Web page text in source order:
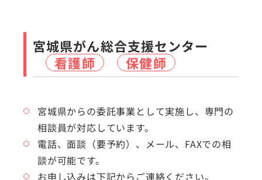
宮城県がん総合支援センター
看護師
保健師
宮城県からの委託事業として実施し、専門の
相談員が対応しています。
電話、面談（要予約）、メール、FAXでの相
談が可能です。
お申し込みは下記からご連絡ください。